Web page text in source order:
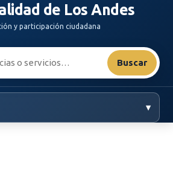
de Los Andes
y participación ciudadana
Buscar
▾